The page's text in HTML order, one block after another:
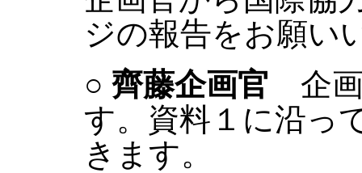
ジの報告をお願い
○齊藤企画官 企画
す。資料１に沿っ
きます。